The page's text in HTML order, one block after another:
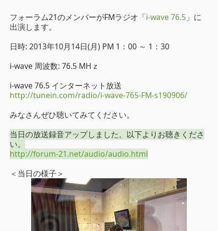
フォーラム21のメンバーがFMラジオ「i-wave 76.5 」に
出演します。
日時: 2013年10月14日(月) PM 1：00 ～ 1：30
i-wave 周波数: 76.5 MHｚ
i-wave 76.5 インターネット放送
http://tunein.com/radio/i-wave-765-FM-s190906/
みなさんぜひ聴いてみてください。
当日の放送録音アップしました。以下よりお聴きくださ
い。
http://forum-21.net/audio/audio.html
＜当日の様子＞